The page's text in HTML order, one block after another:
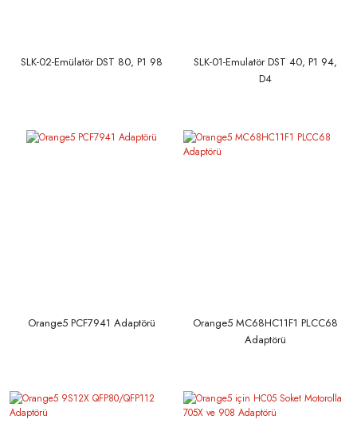
SLK-02-Emülatör DST 80, P1 98
SLK-01-Emulatör DST 40, P1 94,
D4
Orange5 PCF7941 Adaptörü
Orange5 MC68HC11F1 PLCC68
Adaptörü